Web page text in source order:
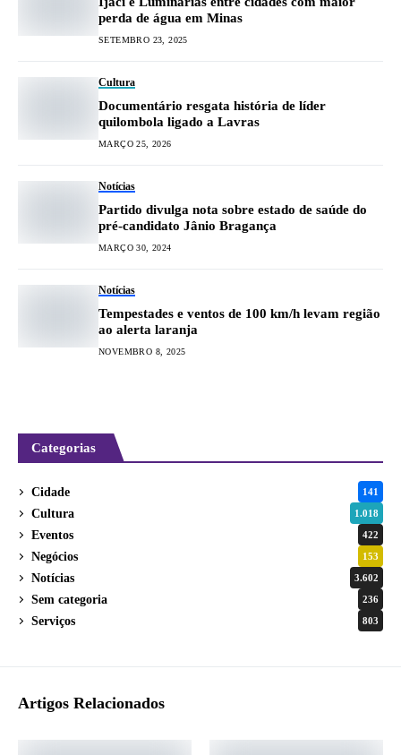
perda de água em Minas
SETEMBRO 23, 2025
Cultura
Documentário resgata história de líder
quilombola ligado a Lavras
MARÇO 25, 2026
Notícias
Partido divulga nota sobre estado de saúde do
pré-candidato Jânio Bragança
MARÇO 30, 2024
Notícias
Tempestades e ventos de 100 km/h levam região
ao alerta laranja
NOVEMBRO 8, 2025
Categorias
Cidade 141
Cultura 1.018
Eventos 422
Negócios 153
Notícias 3.602
Sem categoria 236
Serviços 803
Artigos Relacionados